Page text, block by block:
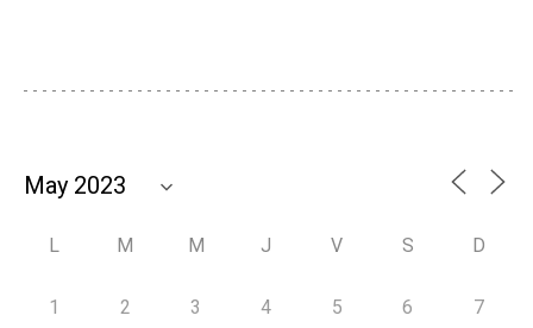
L M M J V S D
1 2 3 4 5 6 7